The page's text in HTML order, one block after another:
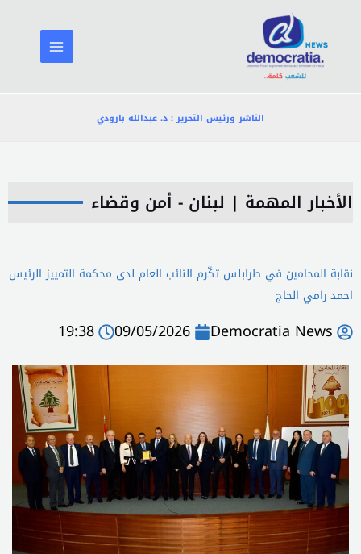
المحتوى
الناشر ورئيس التحرير : د. عبدالله بارودي
الأخبار المهمة | لبنان - أمن وقضاء
نقابة المحامين في طرابلس تكّرم النائب العام لدى محكمة التمييز الرئيس
احمد رامي الحاج
Democratia News
09/05/2026
19:38